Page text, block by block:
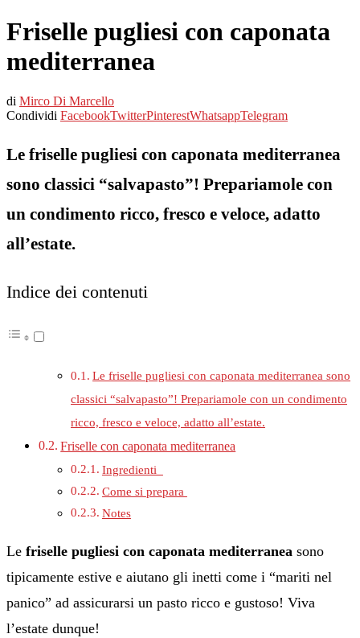
Friselle pugliesi con caponata
mediterranea
di Mirco Di Marcello
Condividi FacebookTwitterPinterestWhatsappTelegram
Le friselle pugliesi con caponata mediterranea
sono classici “salvapasto”! Prepariamole con
un condimento ricco, fresco e veloce, adatto
all’estate.
Indice dei contenuti
Le friselle pugliesi con caponata mediterranea sono
classici “salvapasto”! Prepariamole con un condimento
ricco, fresco e veloce, adatto all’estate.
Friselle con caponata mediterranea
Ingredienti
Come si prepara
Notes
Le friselle pugliesi con caponata mediterranea sono
tipicamente estive e aiutano gli inetti come i “mariti nel
panico” ad assicurarsi un pasto ricco e gustoso! Viva
l’estate dunque!